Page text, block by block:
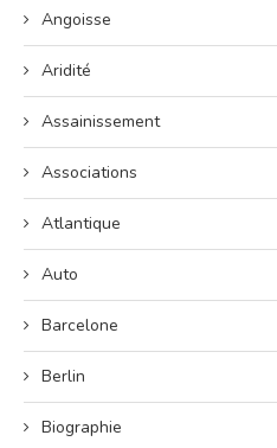
Angoisse
Aridité
Assainissement
Associations
Atlantique
Auto
Barcelone
Berlin
Biographie